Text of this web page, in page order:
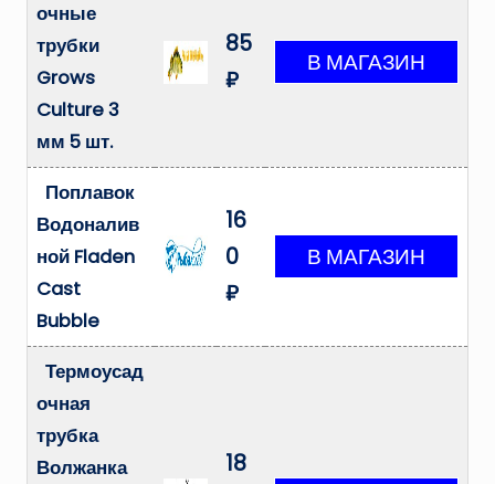
очные
трубки
Grows
Culture 3
мм 5 шт.
85
₽
Поплавок
Водоналив
ной Fladen
Cast
Bubble
16
0
₽
Термоусад
очная
трубка
Волжанка
18